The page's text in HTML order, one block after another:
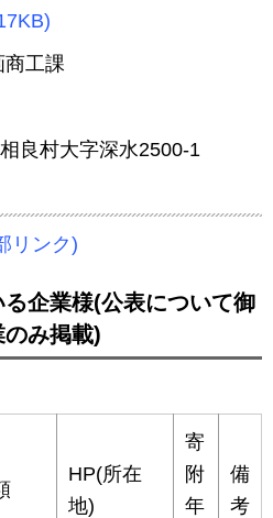
工課
大字深水2500-1
リンク)
る企業様(公表について御
み掲載)
HP(所在
地)
寄
附
年
備
考